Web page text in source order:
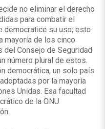
no eliminar el derecho
para combatir el
democratice su uso; esto
mayoría de los cinco
Consejo de Seguridad
número plural de estos.
democrática, un solo país
por la mayoría
Unidas. Esa facultad
de la ONU